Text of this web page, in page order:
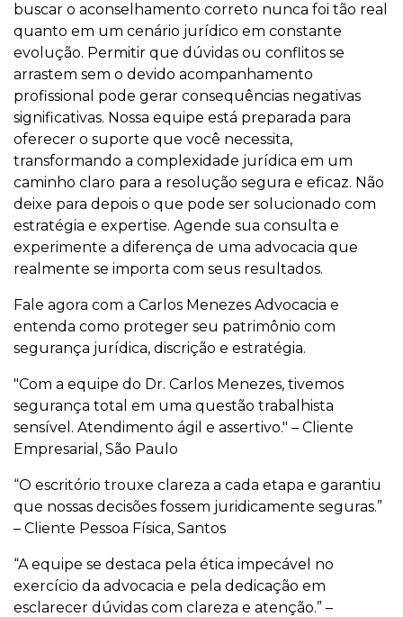
buscar o aconselhamento correto nunca foi tão real
quanto em um cenário jurídico em constante
evolução. Permitir que dúvidas ou conflitos se
arrastem sem o devido acompanhamento
profissional pode gerar consequências negativas
significativas. Nossa equipe está preparada para
oferecer o suporte que você necessita,
transformando a complexidade jurídica em um
caminho claro para a resolução segura e eficaz. Não
deixe para depois o que pode ser solucionado com
estratégia e expertise. Agende sua consulta e
experimente a diferença de uma advocacia que
realmente se importa com seus resultados.
Fale agora com a Carlos Menezes Advocacia e
entenda como proteger seu patrimônio com
segurança jurídica, discrição e estratégia.
"Com a equipe do Dr. Carlos Menezes, tivemos
segurança total em uma questão trabalhista
sensível. Atendimento ágil e assertivo." – Cliente
Empresarial, São Paulo
“O escritório trouxe clareza a cada etapa e garantiu
que nossas decisões fossem juridicamente seguras.”
– Cliente Pessoa Física, Santos
“A equipe se destaca pela ética impecável no
exercício da advocacia e pela dedicação em
esclarecer dúvidas com clareza e atenção.” –